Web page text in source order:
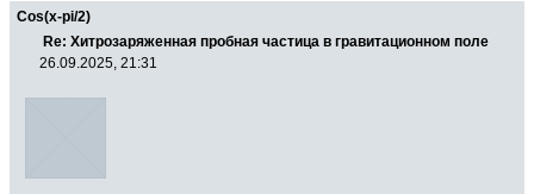
Cos(x-pi/2)
Re: Хитрозаряженная пробная частица в гравитационном поле
26.09.2025, 21:31